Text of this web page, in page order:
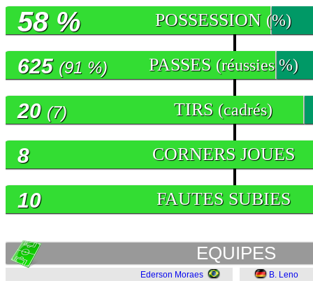
POSSESSION (%)
58 %
PASSES (réussies %)
625 (91 %)
TIRS (cadrés)
20 (7)
CORNERS JOUES
8
FAUTES SUBIES
10
EQUIPES
Ederson Moraes
B. Leno